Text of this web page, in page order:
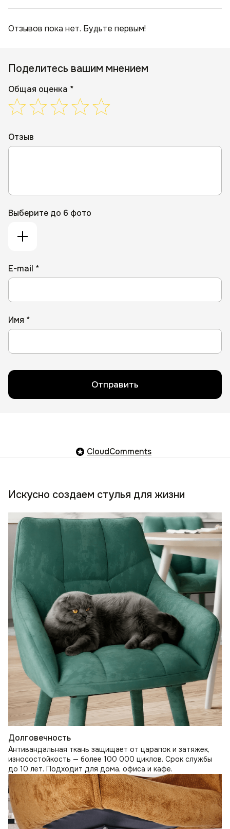
Отзывов пока нет. Будьте первым!
Поделитесь вашим мнением
Общая оценка *
Отзыв
Выберите до 6 фото
E-mail *
Имя *
Отправить
CloudComments
Искусно создаем стулья для жизни
Долговечность
Антивандальная ткань защищает от царапок и затяжек,
износостойкость — более 100 000 циклов. Срок службы
до 10 лет. Подходит для дома, офиса и кафе.